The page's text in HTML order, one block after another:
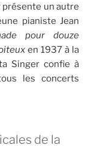
présente un autre
pianiste Jean
pour douze
en 1937 à la
Singer confie à
les concerts
de la